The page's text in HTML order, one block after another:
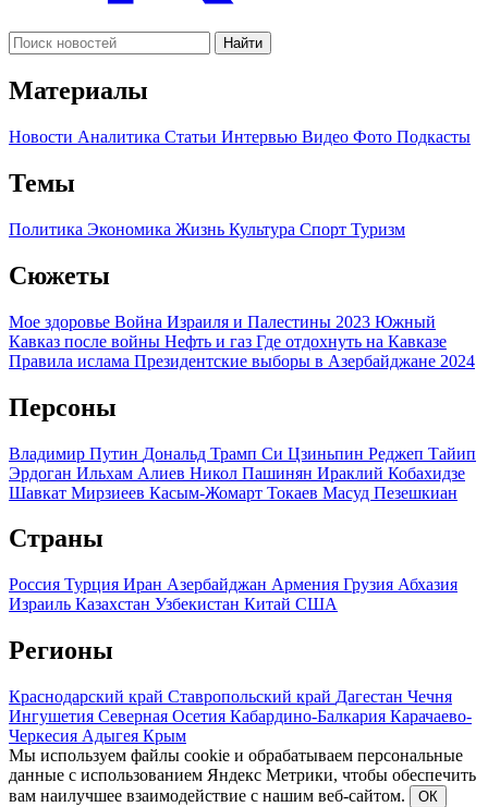
Найти
Материалы
Новости Аналитика Статьи Интервью Видео Фото Подкасты
Темы
Политика Экономика Жизнь Культура Спорт Туризм
Сюжеты
Мое здоровье Война Израиля и Палестины 2023 Южный
Кавказ после войны Нефть и газ Где отдохнуть на Кавказе
Правила ислама Президентские выборы в Азербайджане 2024
Персоны
Владимир Путин Дональд Трамп Си Цзиньпин Реджеп Тайип
Эрдоган Ильхам Алиев Никол Пашинян Ираклий Кобахидзе
Шавкат Мирзиеев Касым-Жомарт Токаев Масуд Пезешкиан
Страны
Россия Турция Иран Азербайджан Армения Грузия Абхазия
Израиль Казахстан Узбекистан Китай США
Регионы
Краснодарский край Ставропольский край Дагестан Чечня
Ингушетия Северная Осетия Кабардино-Балкария Карачаево-
Черкесия Адыгея Крым
Мы используем файлы cookie и обрабатываем персональные
данные с использованием Яндекс Метрики, чтобы обеспечить
вам наилучшее взаимодействие с нашим веб-сайтом.
ОК